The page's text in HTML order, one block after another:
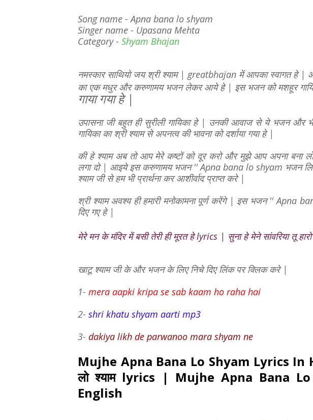
Song name - Apna bana lo shyam
Singer name - Upasana Mehta
Category - Shyam Bhajan
नमस्कार साथियो जय श्री श्याम | greatbhajan में आपका स्वागत हे
का एक मधुर और करुणामय भजन लेकर आये हे | इस भजन को मशहूर
गाया गया हे |
उपासना जी बहुत ही सुरीली गायिका हे | उनकी आवाज से ये भजन और
गायिका का श्री श्याम से अपनत्व की भावना को दर्शाया गया हे |
की हे श्याम अब तो आप मेरे कष्टों को दूर करो और मुझे आप अपना बना
लगा दो | आइये इस करुणामय भजन '' Apna bana lo shyam भजन
श्याम जी से हम भी प्रार्थना कर आशीर्वाद प्राप्त करे |
श्री श्याम अवश्य ही हमारी मनोकामना पूर्ण करेंगे | इस भजन '' Apna
दिए गए हे |
मेरे मन के मंदिर में बसी तेरी ही मूरत हे lyrics | सुना हे मेने सांवरिया तू
खाटू श्यामजीके और भजन के लिए निचे दिए लिंक पर क्लिक करे |
1- mera aapki kripa se sab kaam ho raha hai
2- shri khatu shyam aarti mp3
3- dakiya likh de parwanoo mara shyam ne
Mujhe Apna Bana Lo Shyam Lyrics In
लो श्याम lyrics | Mujhe Apna Bana
English